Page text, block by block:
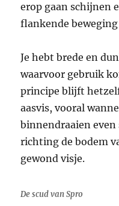
erop gaan schijnen
flankende
Je hebt brede en
waarvoor gebruik
principe blijft
aasvis, vooral
binnendraaien
richting de bodem
gewond visje.
De scud van Spro